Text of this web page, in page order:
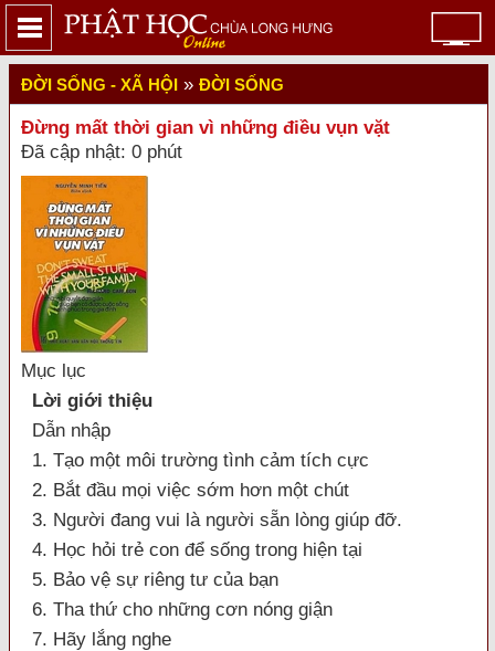
ĐỜI SỐNG - XÃ HỘI » ĐỜI SỐNG
Đừng mất thời gian vì những điều vụn vặt
Đã cập nhật: 0 phút
Mục lục
Lời giới thiệu
Dẫn nhập
1. Tạo một môi trường tình cảm tích cực
2. Bắt đầu mọi việc sớm hơn một chút
3. Người đang vui là người sẵn lòng giúp đỡ.
4. Học hỏi trẻ con để sống trong hiện tại
5. Bảo vệ sự riêng tư của bạn
6. Tha thứ cho những cơn nóng giận
7. Hãy lắng nghe